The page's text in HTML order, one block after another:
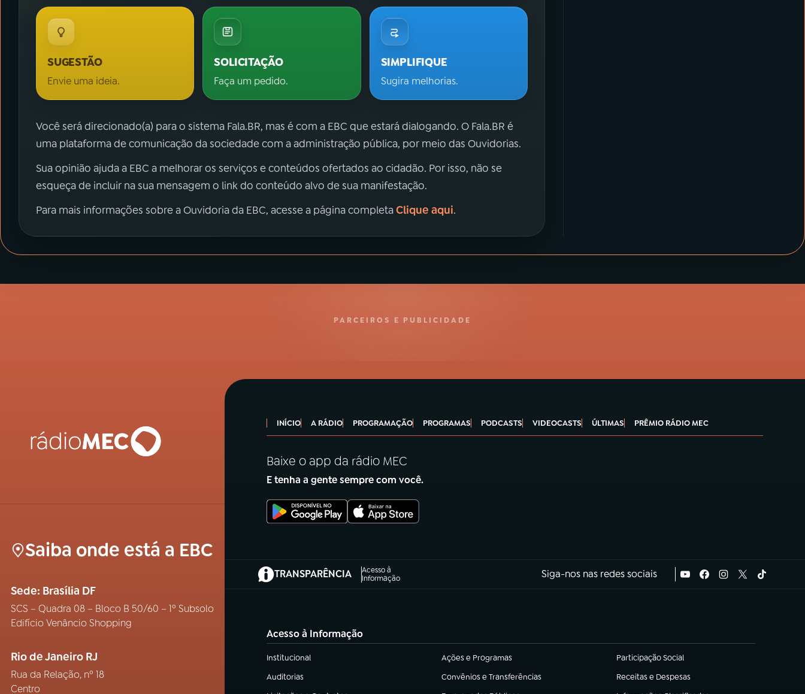
SUGESTÃO
Envie uma ideia.
SOLICITAÇÃO
Faça um pedido.
SIMPLIFIQUE
Sugira melhorias.
Você será direcionado(a) para o sistema Fala.BR, mas é com a EBC que estará dialogando. O Fala.BR é
uma plataforma de comunicação da sociedade com a administração pública, por meio das Ouvidorias.
Sua opinião ajuda a EBC a melhorar os serviços e conteúdos ofertados ao cidadão. Por isso, não se
esqueça de incluir na sua mensagem o link do conteúdo alvo de sua manifestação.
Para mais informações sobre a Ouvidoria da EBC, acesse a página completaClique aqui.
PARCEIROS E PUBLICIDADE
Saiba onde está a EBC
Sede: Brasília DF
SCS – Quadra 08 – Bloco B 50/60 – 1º Subsolo
Edifício Venâncio Shopping
Rio de Janeiro RJ
Rua da Relação, nº 18
Centro
INÍCIO A RÁDIO PROGRAMAÇÃO PROGRAMAS PODCASTS VIDEOCASTS ÚLTIMAS PRÊMIO RÁDIO MEC
Baixe o app da rádio MEC
E tenha a gente sempre com você.
TRANSPARÊNCIA
Acesso à
Informação
(abre em nova aba) Siga-nos nas redes sociais
Acesso à Informação
Institucional
(abre em nova aba) Ações e Programas
(abre em nova aba) Participação Social
(abre em nova aba)
Auditorias
(abre em nova aba) Convênios e Transferências
(abre em nova aba) Receitas e Despesas
(abre em nova aba)